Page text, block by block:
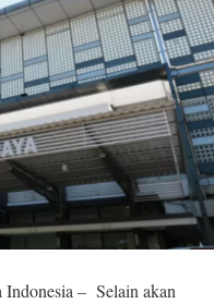
Indonesia – Selain akan